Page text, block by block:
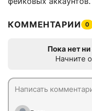
КОММЕНТАРИИ 0
Пока нет
Начните